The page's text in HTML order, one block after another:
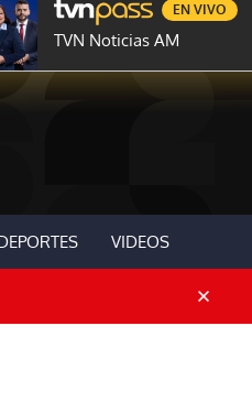
PROGRAMAS GENTE TVN
TVN Noticias AM
EN VIVO
VIDEOS